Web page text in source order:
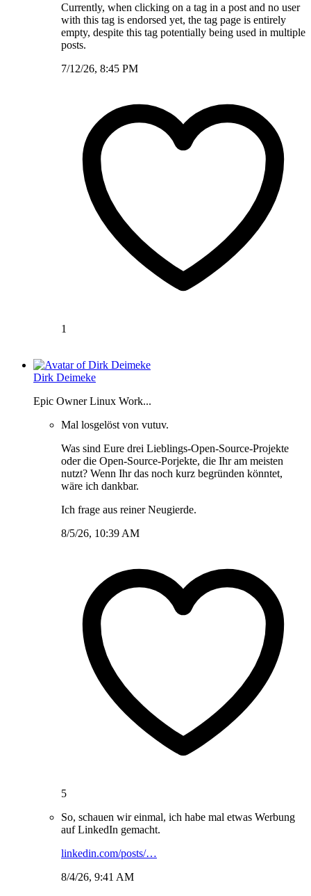
Currently, when clicking on a tag in a post and no user
with this tag is endorsed yet, the tag page is entirely
empty, despite this tag potentially being used in multiple
posts.
7/12/26, 8:45 PM
1
Dirk Deimeke
Epic Owner Linux Work...
Mal losgelöst von vutuv.
Was sind Eure drei Lieblings-Open-Source-Projekte
oder die Open-Source-Porjekte, die Ihr am meisten
nutzt? Wenn Ihr das noch kurz begründen könntet,
wäre ich dankbar.
Ich frage aus reiner Neugierde.
8/5/26, 10:39 AM
5
So, schauen wir einmal, ich habe mal etwas Werbung
auf LinkedIn gemacht.
linkedin.com/posts/…
8/4/26, 9:41 AM